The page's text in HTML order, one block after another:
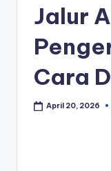
Jalur
Cara
April 20, 2026